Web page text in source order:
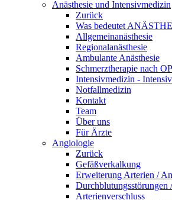
Anästhesie und Intensivmedizin
Zurück
Was bedeutet
Allgemeinanästhesie
Regionalanästhesie
Ambulante Anästhesie
Schmerztherapie nach OP
Intensivmedizin -
Notfallmedizin
Kontakt
Team
Über uns
Für Ärzte
Angiologie
Zurück
Gefäßverkalkung
Erweiterung Arterien /
Arterienverschluss